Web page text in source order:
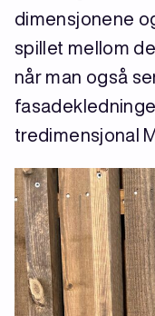
dimensjonene
spillet mellom
når man også
tredimensjonal